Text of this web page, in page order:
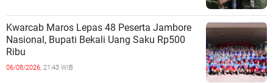
Kwarcab Maros Lepas 48 Peserta Jambore
Nasional, Bupati Bekali Uang Saku Rp500
Ribu
06/08/2026, 21:43 WIB